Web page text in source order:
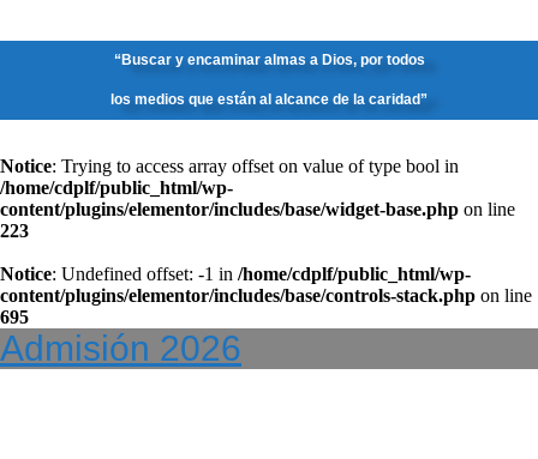
“Buscar y encaminar almas a Dios, por todos
los medios que están al alcance de la caridad”
Notice: Trying to access array offset on value of type bool in
/home/cdplf/public_html/wp-
content/plugins/elementor/includes/base/widget-base.php on line
223
Notice: Undefined offset: -1 in /home/cdplf/public_html/wp-
content/plugins/elementor/includes/base/controls-stack.php on line
695
Admisión 2026